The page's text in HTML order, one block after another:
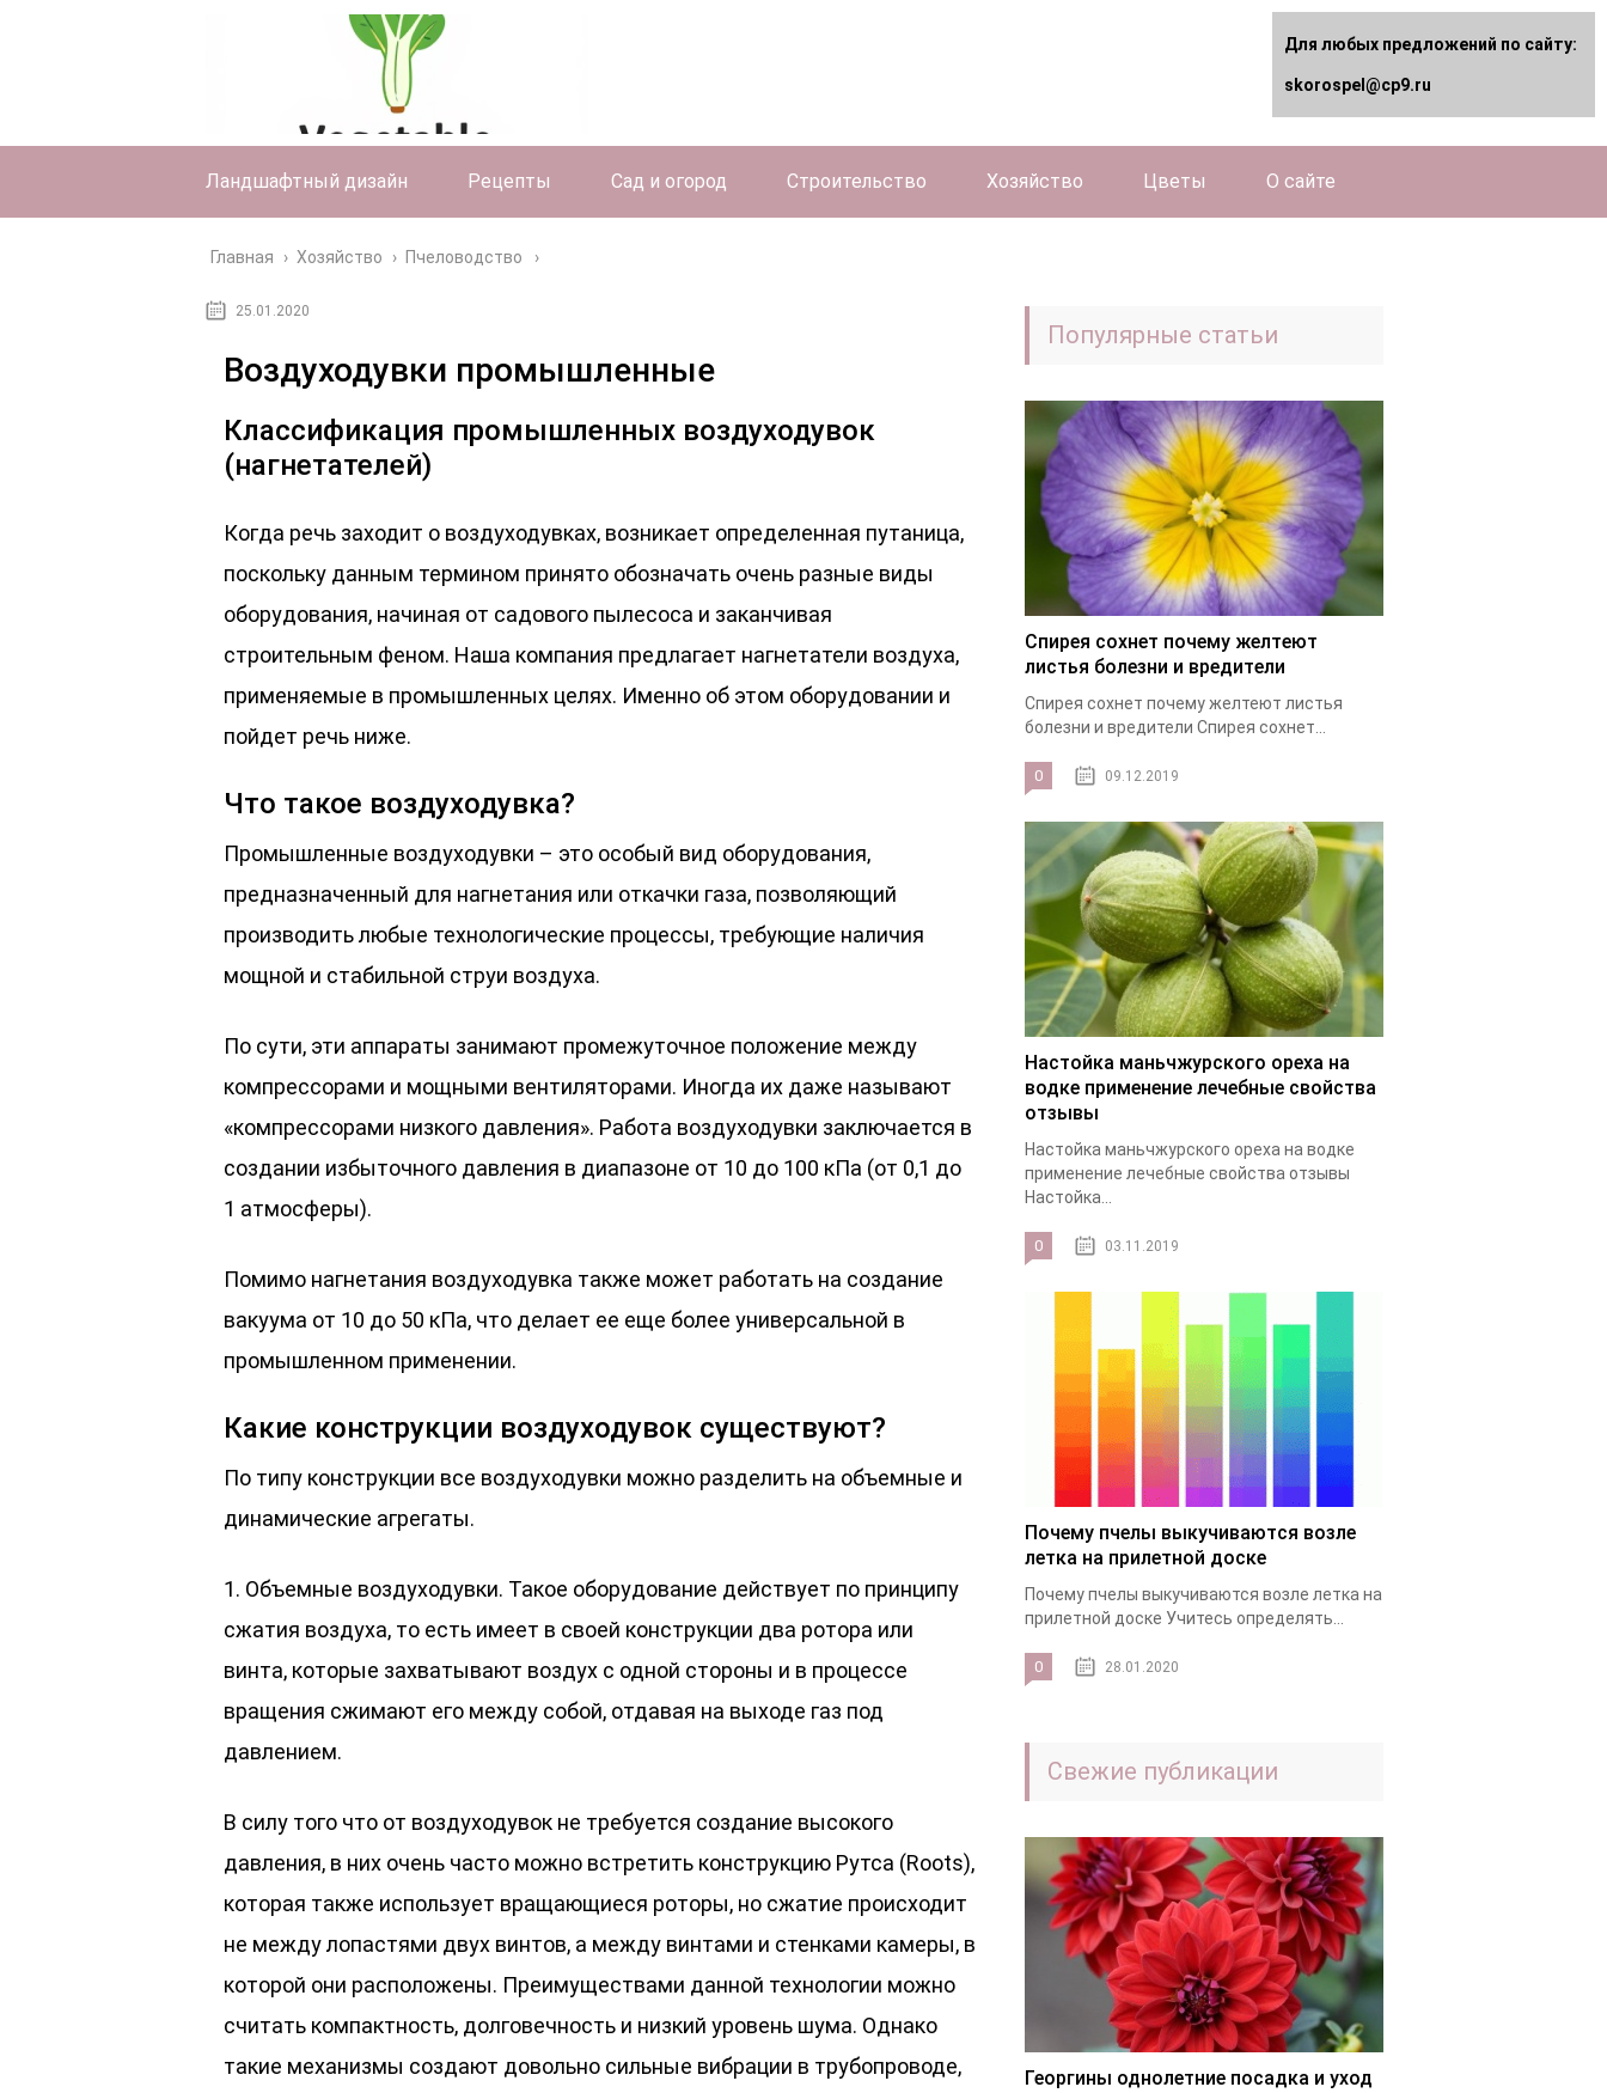
Ландшафтный дизайн Рецепты Сад и огород Строительство Хозяйство Цветы О сайте
Главная › Хозяйство › Пчеловодство
25.01.2020
Воздуходувки промышленные
Классификация промышленных воздуходувок
(нагнетателей)
Когда речь заходит о воздуходувках, возникает определенная путаница,
поскольку данным термином принято обозначать очень разные виды
оборудования, начиная от садового пылесоса и заканчивая
строительным феном. Наша компания предлагает нагнетатели воздуха,
применяемые в промышленных целях. Именно об этом оборудовании и
пойдет речь ниже.
Что такое воздуходувка?
Промышленные воздуходувки – это особый вид оборудования,
предназначенный для нагнетания или откачки газа, позволяющий
производить любые технологические процессы, требующие наличия
мощной и стабильной струи воздуха.
По сути, эти аппараты занимают промежуточное положение между
компрессорами и мощными вентиляторами. Иногда их даже называют
«компрессорами низкого давления». Работа воздуходувки заключается в
создании избыточного давления в диапазоне от 10 до 100 кПа (от 0,1 до
1 атмосферы).
Помимо нагнетания воздуходувка также может работать на создание
вакуума от 10 до 50 кПа, что делает ее еще более универсальной в
промышленном применении.
Какие конструкции воздуходувок существуют?
По типу конструкции все воздуходувки можно разделить на объемные и
динамические агрегаты.
1. Объемные воздуходувки. Такое оборудование действует по принципу
сжатия воздуха, то есть имеет в своей конструкции два ротора или
винта, которые захватывают воздух с одной стороны и в процессе
вращения сжимают его между собой, отдавая на выходе газ под
давлением.
В силу того что от воздуходувок не требуется создание высокого
давления, в них очень часто можно встретить конструкцию Рутса (Roots),
которая также использует вращающиеся роторы, но сжатие происходит
не между лопастями двух винтов, а между винтами и стенками камеры, в
которой они расположены. Преимуществами данной технологии можно
считать компактность, долговечность и низкий уровень шума. Однако
такие механизмы создают довольно сильные вибрации в трубопроводе,
Популярные статьи
Спирея сохнет почему желтеют
листья болезни и вредители
Спирея сохнет почему желтеют листья
болезни и вредители Спирея сохнет...
0 09.12.2019
Настойка маньчжурского ореха на
водке применение лечебные свойства
отзывы
Настойка маньчжурского ореха на водке
применение лечебные свойства отзывы
Настойка...
0 03.11.2019
Почему пчелы выкучиваются возле
летка на прилетной доске
Почему пчелы выкучиваются возле летка на
прилетной доске Учитесь определять...
0 28.01.2020
Свежие публикации
Георгины однолетние посадка и уход
Для любых предложений по сайту:
skorospel@cp9.ru